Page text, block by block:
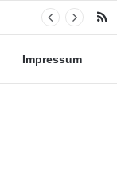
Impressum